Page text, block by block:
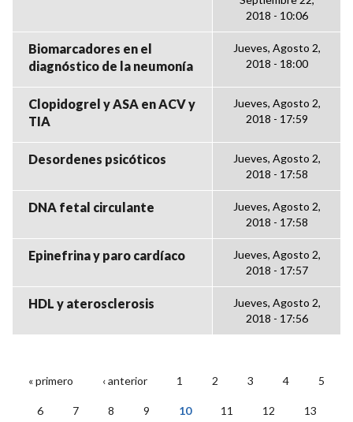
2018 - 10:06
Biomarcadores en el
diagnóstico de la neumonía
Jueves, Agosto 2,
2018 - 18:00
Clopidogrel y ASA en ACV y
TIA
Jueves, Agosto 2,
2018 - 17:59
Desordenes psicóticos
Jueves, Agosto 2,
2018 - 17:58
DNA fetal circulante
Jueves, Agosto 2,
2018 - 17:58
Epinefrina y paro cardíaco
Jueves, Agosto 2,
2018 - 17:57
HDL y aterosclerosis
Jueves, Agosto 2,
2018 - 17:56
PÁGINAS
« primero ‹ anterior 1 2 3 4 5
6 7 8 9 10 11 12 13